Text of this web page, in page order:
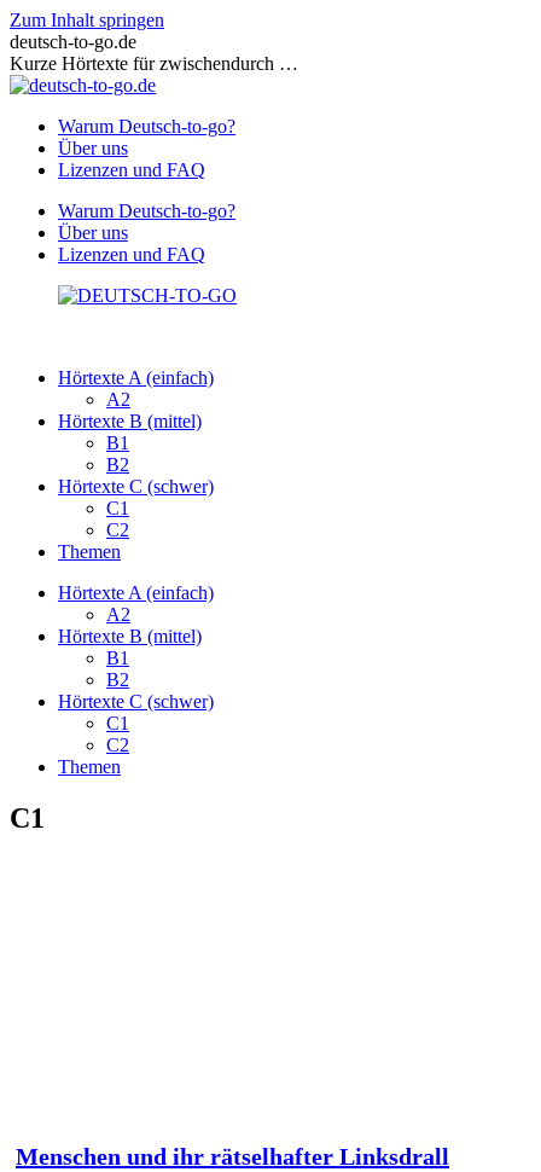
Zum Inhalt springen
deutsch-to-go.de
Kurze Hörtexte für zwischendurch …
Warum Deutsch-to-go?
Über uns
Lizenzen und FAQ
Warum Deutsch-to-go?
Über uns
Lizenzen und FAQ
Hörtexte A (einfach)
A2
Hörtexte B (mittel)
B1
B2
Hörtexte C (schwer)
C1
C2
Themen
Hörtexte A (einfach)
A2
Hörtexte B (mittel)
B1
B2
Hörtexte C (schwer)
C1
C2
Themen
C1
Menschen und ihr rätselhafter Linksdrall